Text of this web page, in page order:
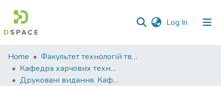
Log In (current)
Communities
&
Collections
Home
Факультет технологій тваринництва та продовольства
Кафедра харчових технологій
Друковані видання. Кафедра харчових технологій